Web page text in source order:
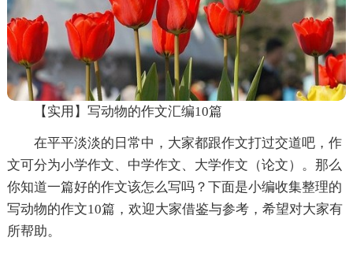
【实用】写动物的作文汇编10篇
在平平淡淡的日常中，大家都跟作文打过交道吧，作
文可分为小学作文、中学作文、大学作文（论文）。那么
你知道一篇好的作文该怎么写吗？下面是小编收集整理的
写动物的作文10篇，欢迎大家借鉴与参考，希望对大家有
所帮助。